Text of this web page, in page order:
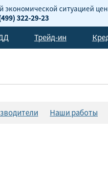
ситуацией
322-29-23
Трейд-ин
Наши работы